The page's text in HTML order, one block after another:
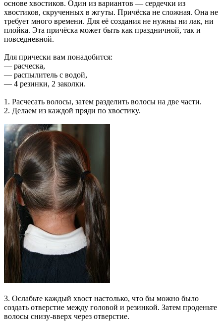
основе хвостиков. Один из вариантов — сердечки из
хвостиков, скрученных в жгуты. Причёска не сложная. Она не
требует много времени. Для её создания не нужны ни лак, ни
плойка. Эта причёска может быть как праздничной, так и
повседневной.
Для прически вам понадобится:
— расческа,
— распылитель с водой,
— 4 резинки, 2 заколки.
1. Расчесать волосы, затем разделить волосы на две части.
2. Делаем из каждой пряди по хвостику.
3. Ослабьте каждый хвост настолько, что бы можно было
создать отверстие между головой и резинкой. Затем проденьте
волосы снизу-вверх через отверстие.